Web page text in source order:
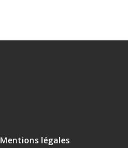
Mentions légales